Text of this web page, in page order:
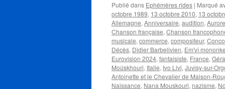
Publié dans Ephémères rides | Marqué
octobre 1989, 13 octobre 2010, 13
Allemagne, Anniversaire, audition,
Chanson française, Chanson
musicale, commerce, compositeur,
Décès, Didier Barbelivien, Em'vî
Eurovision 2024, fantaisiste, France,
Moúskhouri, Italie, Ivo Livi, Juvisy-sur-
Antoinette et le Chevalier de Maison-
Naissance, Nana Mouskouri, nazisme,